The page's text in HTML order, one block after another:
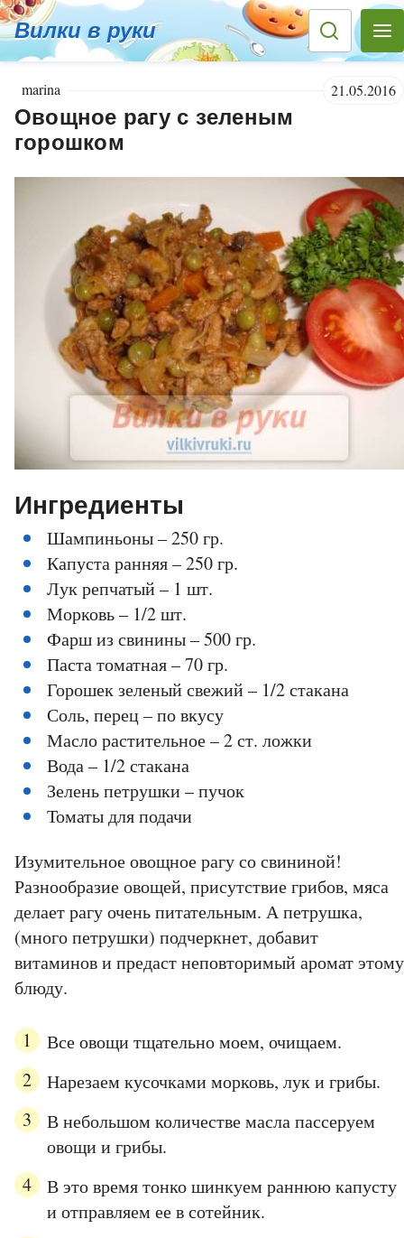
Вилки в руки
marina 21.05.2016
Овощное рагу с зеленым
горошком
Ингредиенты
Шампиньоны – 250 гр.
Капуста ранняя – 250 гр.
Лук репчатый – 1 шт.
Морковь – 1/2 шт.
Фарш из свинины – 500 гр.
Паста томатная – 70 гр.
Горошек зеленый свежий – 1/2 стакана
Соль, перец – по вкусу
Масло растительное – 2 ст. ложки
Вода – 1/2 стакана
Зелень петрушки – пучок
Томаты для подачи
Изумительное овощное рагу со свининой!
Разнообразие овощей, присутствие грибов, мяса
делает рагу очень питательным. А петрушка,
(много петрушки) подчеркнет, добавит
витаминов и предаст неповторимый аромат этому
блюду.
Все овощи тщательно моем, очищаем.
Нарезаем кусочками морковь, лук и грибы.
В небольшом количестве масла пассеруем
овощи и грибы.
В это время тонко шинкуем раннюю капусту
и отправляем ее в сотейник.